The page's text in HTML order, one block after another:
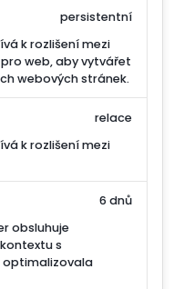
k rozlišení mezi
web, aby vytvářet
webových stránek.
persistentní
k rozlišení mezi
relace
obsluhuje
s
optimalizovala
6 dnů